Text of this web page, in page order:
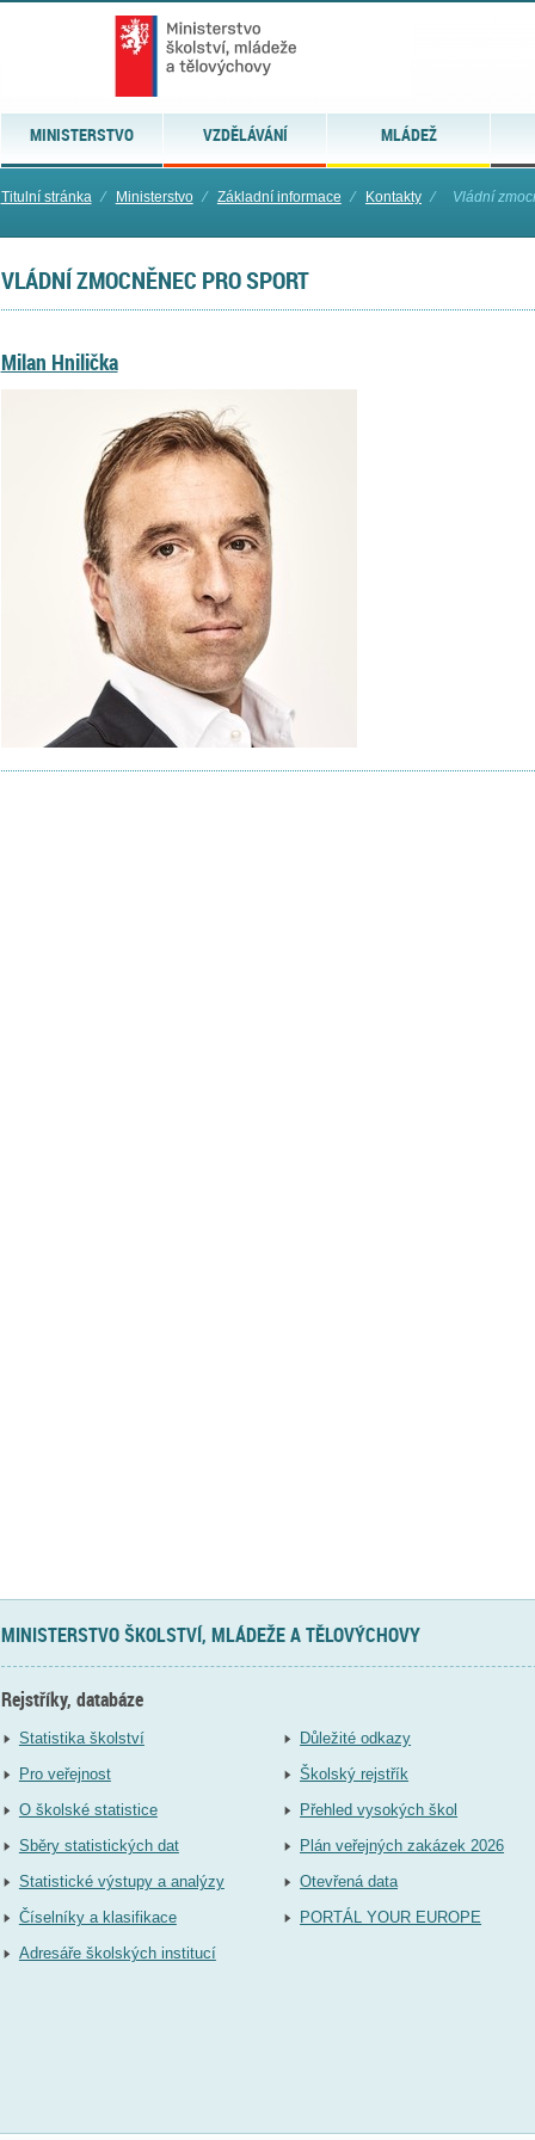
MINISTERSTVO VZDĚLÁVÁNÍ MLÁDEŽ
Titulní stránka ⁄ Ministerstvo ⁄ Základní informace ⁄ Kontakty ⁄ Vládní
VLÁDNÍ ZMOCNĚNEC PRO SPORT
Milan Hnilička
MINISTERSTVO ŠKOLSTVÍ, MLÁDEŽE A TĚLOVÝCHOVY
Rejstříky, databáze
Statistika školství
Pro veřejnost
O školské statistice
Sběry statistických dat
Statistické výstupy a analýzy
Číselníky a klasifikace
Adresáře školských institucí
Důležité odkazy
Školský rejstřík
Přehled vysokých škol
Plán veřejných zakázek 2026
Otevřená data
PORTÁL YOUR EUROPE